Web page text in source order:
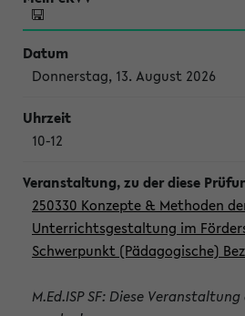
Donnerstag, 13. August 2026
10-12
250330 Konzepte & Methoden
Unterrichtsgestaltung im
Schwerpunkt (Pädagogische)
M.Ed.ISP SF: Diese